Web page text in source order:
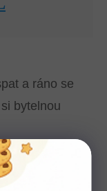
a ráno se
bytelnou